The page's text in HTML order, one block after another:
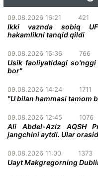
09.08.2026 16:21 421
Ikki vaznda sobiq
hakamlikni tanqid qildi
09.08.2026 15:36 766
Usik faoliyatidagi
bor"
09.08.2026 14:24 1711
"U bilan hammasi tamom
09.08.2026 12:45 1076
Ali Abdel-Aziz AQSH
jangchini aytdi. Ular
09.08.2026 11:00 1373
Uayt Makgregorning